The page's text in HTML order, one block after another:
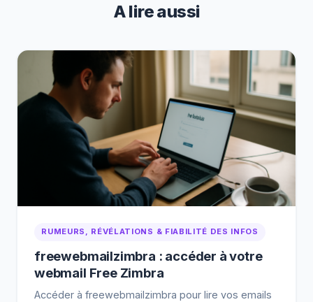
A lire aussi
RUMEURS, RÉVÉLATIONS & FIABILITÉ DES INFOS
freewebmailzimbra : accéder à votre
webmail Free Zimbra
Accéder à freewebmailzimbra pour lire vos emails